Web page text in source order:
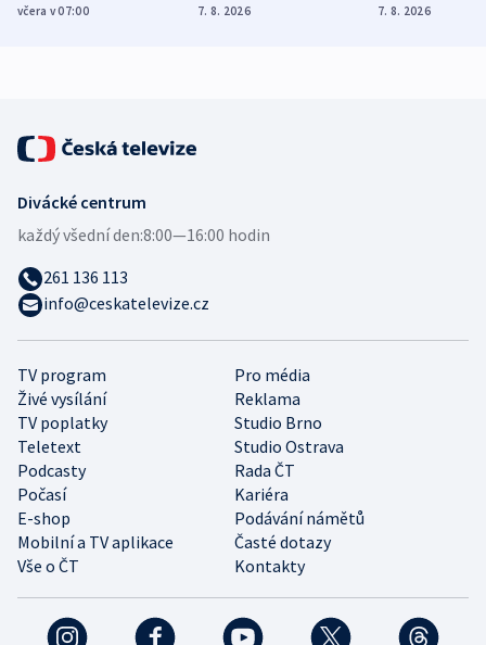
Poláky nebezpečné
včera v 07:00
míní estonský
7. 8. 2026
ukázala
7. 8. 2026
TV program
Pro média
Živé vysílání
Reklama
TV poplatky
Studio Brno
Teletext
Studio Ostrava
Podcasty
Rada ČT
Počasí
Kariéra
E-shop
Podávání námětů
Mobilní a TV aplikace
Časté dotazy
Vše o ČT
Kontakty
Divácké centrum
každý všední den:8:00—16:00 hodin
261 136 113
info@ceskatelevize.cz